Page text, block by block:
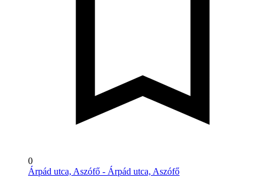
0
Árpád utca, Aszófő - Árpád utca, Aszófő